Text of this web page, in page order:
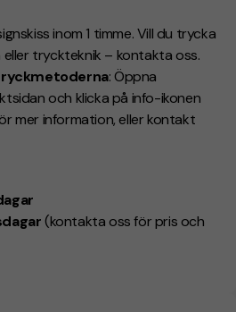
inom 1 timme. Vill du trycka
tryckteknik – kontakta oss.
: Öppna
och klicka på info-ikonen
mer information, eller kontakt
(kontakta oss för pris och